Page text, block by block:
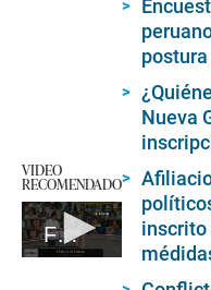
VIDEO
RECOMENDADO
Fábrica de firmas
Nueva
inscrito